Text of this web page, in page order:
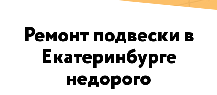
Ремонт подвески в
Екатеринбурге
недорого